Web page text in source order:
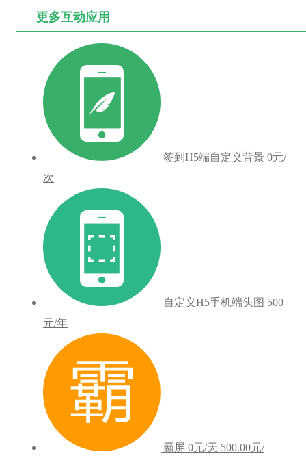
更多互动应用
签到H5端自定义背景 0元/
次
自定义H5手机端头图 500
元/年
霸屏 0元/天 500.00元/